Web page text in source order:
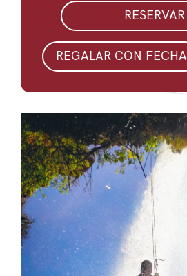
RESERVAR
REGALAR CON FECHA